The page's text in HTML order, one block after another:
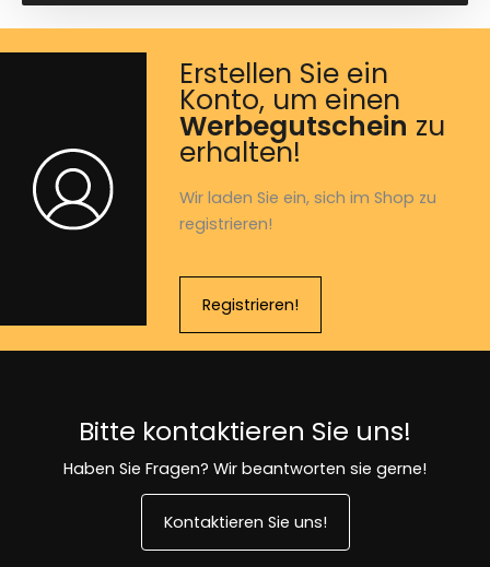
Erstellen Sie ein
Konto, um einen
Werbegutschein zu
erhalten!
Wir laden Sie ein, sich im Shop zu
registrieren!
Registrieren!
Bitte kontaktieren Sie uns!
Haben Sie Fragen? Wir beantworten sie gerne!
Kontaktieren Sie uns!